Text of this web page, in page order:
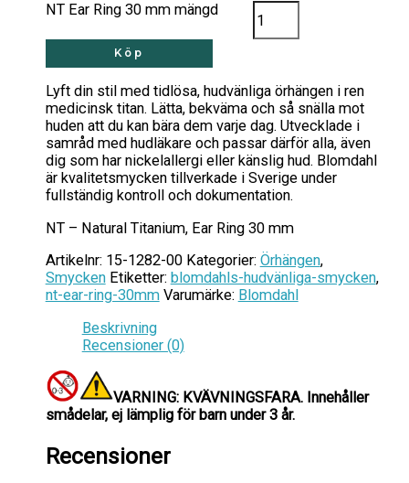
NT Ear Ring 30 mm mängd
Köp
Lyft din stil med tidlösa, hudvänliga örhängen i ren
medicinsk titan. Lätta, bekväma och så snälla mot
huden att du kan bära dem varje dag. Utvecklade i
samråd med hudläkare och passar därför alla, även
dig som har nickelallergi eller känslig hud. Blomdahl
är kvalitetsmycken tillverkade i Sverige under
fullständig kontroll och dokumentation.
NT – Natural Titanium, Ear Ring 30 mm
Artikelnr: 15-1282-00 Kategorier: Örhängen,
Smycken Etiketter: blomdahls-hudvänliga-smycken,
nt-ear-ring-30mm Varumärke: Blomdahl
Beskrivning
Recensioner (0)
VARNING: KVÄVNINGSFARA. Innehåller
smådelar, ej lämplig för barn under 3 år.
Recensioner